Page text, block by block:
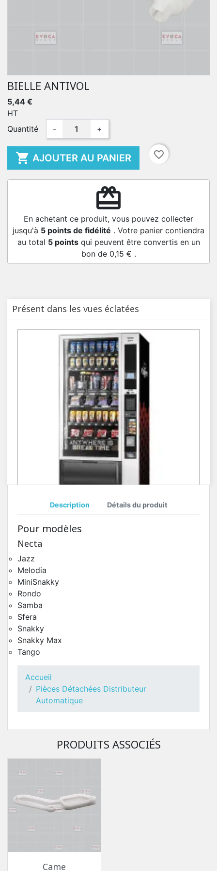
BIELLE ANTIVOL
5,44 €
HT
Quantité
- +
 AJOUTER AU PANIER favorite_border
redeem
En achetant ce produit, vous pouvez collecter
jusqu'à 5 points de fidélité . Votre panier contiendra
au total 5pointsqui peuvent être convertis en un
bon de 0,15 € .
Présent dans les vues éclatées
Pièces Détachées Distributeur Automatique
Toutes Pièces Détachées Necta Tango
Pièces Détachées Distributeur Automatique
Description Détails du produit
Pour modèles
Necta
Jazz
Melodia
MiniSnakky
Rondo
Samba
Sfera
Snakky
Snakky Max
Tango
Accueil
Pièces Détachées Distributeur
Automatique
PRODUITS ASSOCIÉS
Came